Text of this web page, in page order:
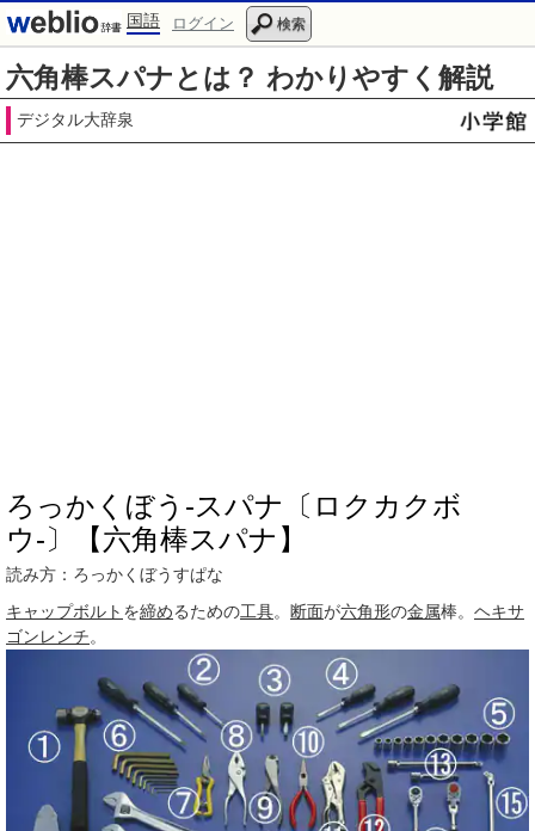
国語 ログイン 検索
六角棒スパナとは？ わかりやすく解説
デジタル大辞泉
ろっかくぼう‐スパナ〔ロクカクボ
ウ‐〕【六角棒スパナ】
読み方：ろっかくぼうすぱな
キャップボルト を締めるための工具。 断面が六角形の金属棒。 ヘキサ
ゴンレンチ。